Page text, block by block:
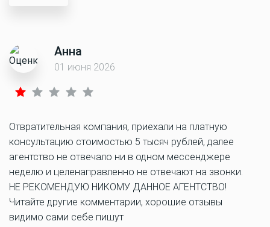
Анна
01 июня 2026
Отвратительная компания, приехали на платную
консультацию стоимостью 5 тысяч рублей, далее
агентство не отвечало ни в одном мессенджере
неделю и целенаправленно не отвечают на звонки.
НЕ РЕКОМЕНДУЮ НИКОМУ ДАННОЕ АГЕНТСТВО!
Читайте другие комментарии, хорошие отзывы
видимо сами себе пишут